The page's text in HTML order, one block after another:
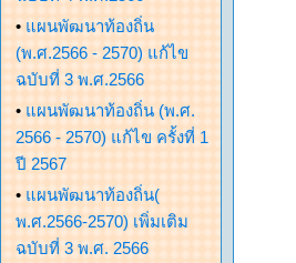
• แผนพัฒนาท้องถิ่น
(พ.ศ.2566 - 2570) แก้ไข
ฉบับที่ 3 พ.ศ.2566
• แผนพัฒนาท้องถิ่น (พ.ศ.
2566 - 2570) แก้ไข ครั้งที่ 1
ปี 2567
• แผนพัฒนาท้องถิ่น(
พ.ศ.2566-2570) เพิ่มเติม
ฉบับที่ 3 พ.ศ. 2566